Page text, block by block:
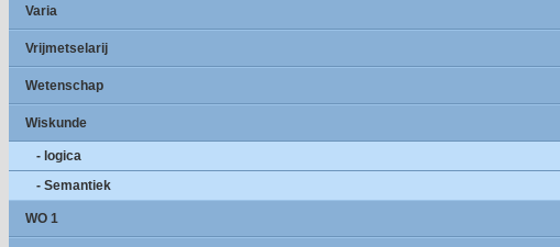
Varia
Vrijmetselarij
Wetenschap
Wiskunde
- logica
- Semantiek
WO 1